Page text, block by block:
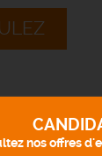
nos offres